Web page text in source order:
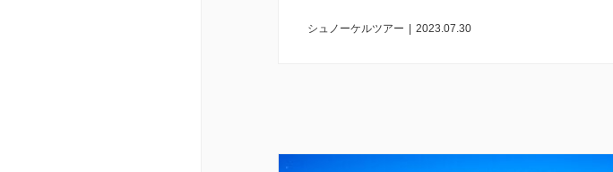
シュノーケルツアー | 2023.07.30